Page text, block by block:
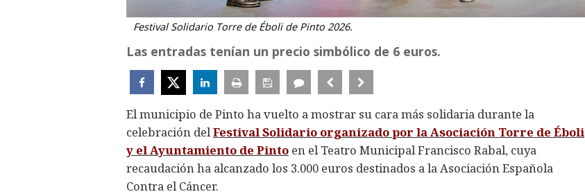
Festival Solidario Torre de Éboli de Pinto 2026.
Las entradas tenían un precio simbólico de 6 euros.
El municipio de Pinto ha vuelto a mostrar su cara más solidaria durante la
celebración delFestival Solidario organizado por la Asociación Torre de Éboli
y el Ayuntamiento de Pinto en el Teatro Municipal Francisco Rabal, cuya
recaudación ha alcanzado los 3.000 euros destinados a la Asociación Española
Contra el Cáncer.